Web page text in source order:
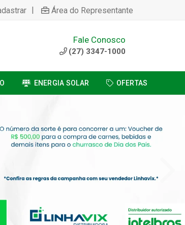
| Área do Representante
Fale Conosco
(27) 3347-1000
ENERGIA SOLAR OFERTAS